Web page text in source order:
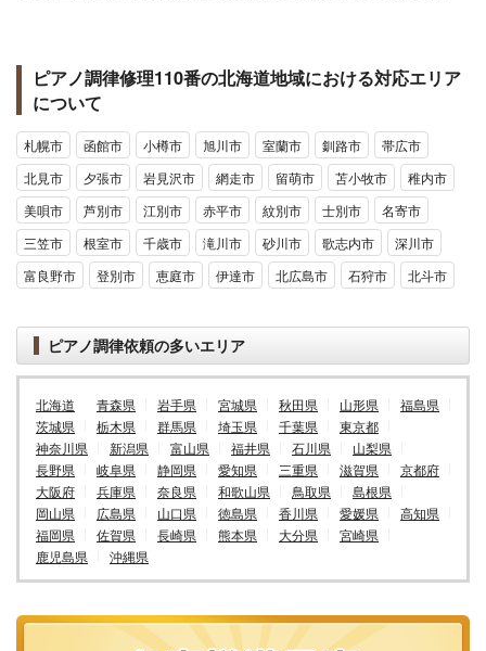
ピアノ調律修理110番の北海道地域における対応エリア
について
札幌市 函館市 小樽市 旭川市 室蘭市 釧路市
帯広市
北見市
夕張市 岩見沢市 網走市 留萌市 苫小牧市
稚内市
美唄市
芦別市 江別市 赤平市 紋別市 士別市
名寄市
三笠市
根室市 千歳市 滝川市 砂川市 歌志内市
深川市
富良野市
登別市 恵庭市 伊達市 北広島市 石狩市 北斗市
ピアノ調律依頼の多いエリア
北海道 青森県 岩手県 宮城県 秋田県 山形県
福島県
茨城県
栃木県 群馬県 埼玉県 千葉県
東京都
神奈川県
新潟県 富山県 福井県 石川県
山梨県
長野県
岐阜県 静岡県 愛知県 三重県 滋賀県
京都府
大阪府
兵庫県 奈良県 和歌山県 鳥取県
島根県
岡山県
広島県 山口県 徳島県 香川県 愛媛県
高知県
福岡県
佐賀県 長崎県 熊本県 大分県
宮崎県
鹿児島県
沖縄県